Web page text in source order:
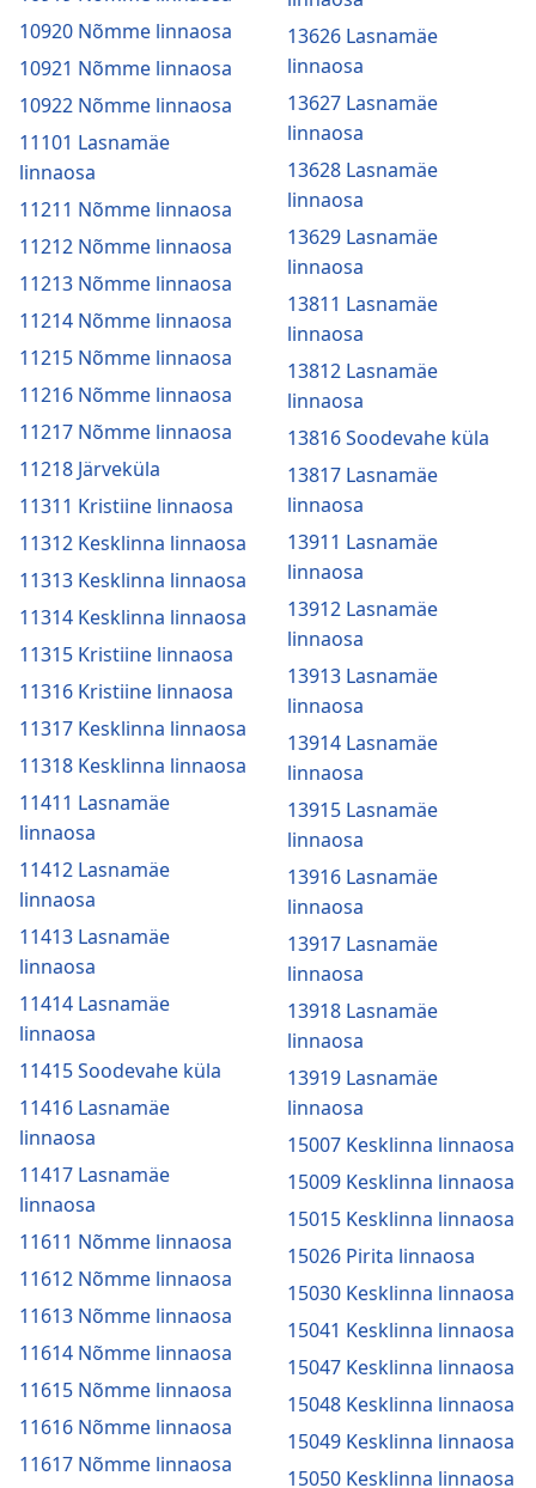
10920 Nõmme linnaosa
10921 Nõmme linnaosa
10922 Nõmme linnaosa
11101 Lasnamäe
linnaosa
11211 Nõmme linnaosa
11212 Nõmme linnaosa
11213 Nõmme linnaosa
11214 Nõmme linnaosa
11215 Nõmme linnaosa
11216 Nõmme linnaosa
11217 Nõmme linnaosa
11218 Järveküla
11311 Kristiine linnaosa
11312 Kesklinna linnaosa
11313 Kesklinna linnaosa
11314 Kesklinna linnaosa
11315 Kristiine linnaosa
11316 Kristiine linnaosa
11317 Kesklinna linnaosa
11318 Kesklinna linnaosa
11411 Lasnamäe
linnaosa
11412 Lasnamäe
linnaosa
11413 Lasnamäe
linnaosa
11414 Lasnamäe
linnaosa
11415 Soodevahe küla
11416 Lasnamäe
linnaosa
11417 Lasnamäe
linnaosa
11611 Nõmme linnaosa
11612 Nõmme linnaosa
11613 Nõmme linnaosa
11614 Nõmme linnaosa
11615 Nõmme linnaosa
11616 Nõmme linnaosa
11617 Nõmme linnaosa
13626 Lasnamäe
linnaosa
13627 Lasnamäe
linnaosa
13628 Lasnamäe
linnaosa
13629 Lasnamäe
linnaosa
13811 Lasnamäe
linnaosa
13812 Lasnamäe
linnaosa
13816 Soodevahe küla
13817 Lasnamäe
linnaosa
13911 Lasnamäe
linnaosa
13912 Lasnamäe
linnaosa
13913 Lasnamäe
linnaosa
13914 Lasnamäe
linnaosa
13915 Lasnamäe
linnaosa
13916 Lasnamäe
linnaosa
13917 Lasnamäe
linnaosa
13918 Lasnamäe
linnaosa
13919 Lasnamäe
linnaosa
15007 Kesklinna linnaosa
15009 Kesklinna linnaosa
15015 Kesklinna linnaosa
15026 Pirita linnaosa
15030 Kesklinna linnaosa
15041 Kesklinna linnaosa
15047 Kesklinna linnaosa
15048 Kesklinna linnaosa
15049 Kesklinna linnaosa
15050 Kesklinna linnaosa